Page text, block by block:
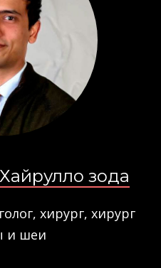
зода
хирург, хирург
и шеи